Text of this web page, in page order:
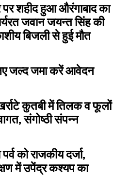
पर शहीद हुआ औरंगाबाद का
जवान जयन्त सिंह की
बिजली से हुई मौत
जल्द जमा करें आवेदन
कुतबी में तिलक व फूलों
संगोष्ठी संपन्न
को राजकीय दर्जा,
में उपेंद्र कश्यप का